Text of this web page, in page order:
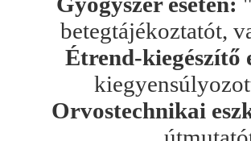
betegtájékoztatót,
Étrend-kiegészítő
Orvostechnikai